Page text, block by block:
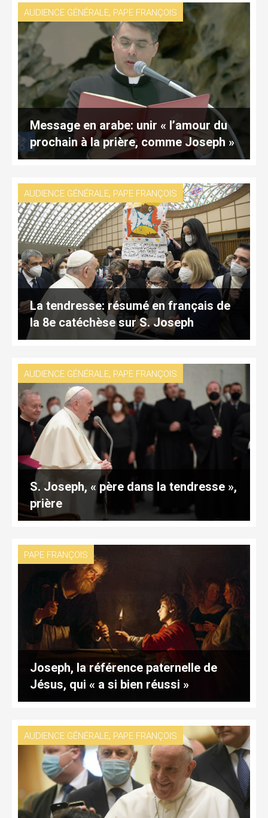
AUDIENCE GÉNÉRALE, PAPE FRANÇOIS
Message en arabe: unir « l’amour du
prochain à la prière, comme Joseph »
AUDIENCE GÉNÉRALE, PAPE FRANÇOIS
La tendresse: résumé en français de
la 8e catéchèse sur S. Joseph
AUDIENCE GÉNÉRALE, PAPE FRANÇOIS
S. Joseph, « père dans la tendresse »,
prière
PAPE FRANÇOIS
Joseph, la référence paternelle de
Jésus, qui « a si bien réussi »
AUDIENCE GÉNÉRALE, PAPE FRANÇOIS